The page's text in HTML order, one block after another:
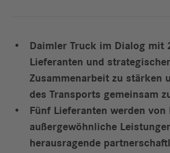
Daimler Truck im Dialog mit
Lieferanten und
Zusammenarbeit zu stärken
des Transports gemeinsam
Fünf Lieferanten werden
außergewöhnliche
herausragende